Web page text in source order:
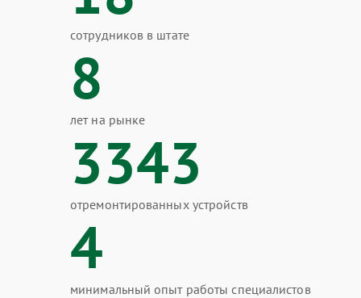
сотрудников в штате
8
лет на рынке
3343
отремонтированных устройств
4
минимальный опыт работы специалистов